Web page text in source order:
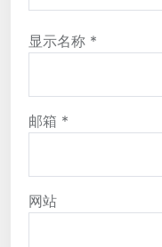
显示名称 *
邮箱 *
网站